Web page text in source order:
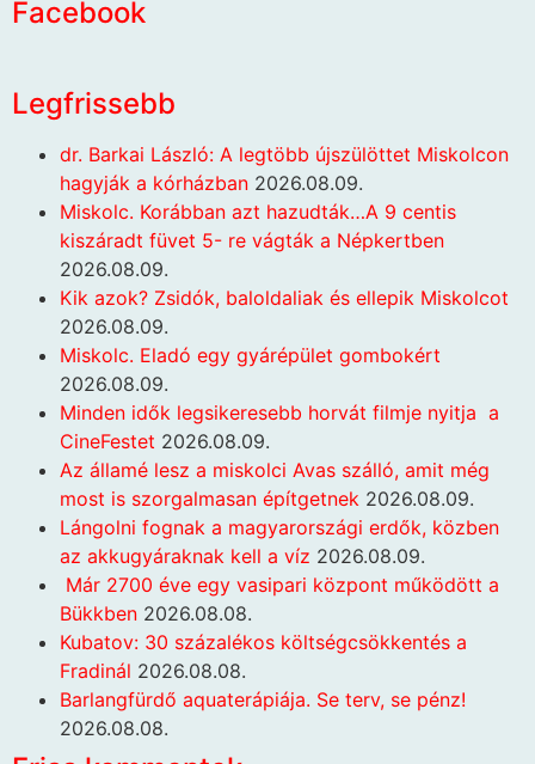
Facebook
Legfrissebb
dr. Barkai László: A legtöbb újszülöttet Miskolcon
hagyják a kórházban 2026.08.09.
Miskolc. Korábban azt hazudták…A 9 centis
kiszáradt füvet 5- re vágták a Népkertben
2026.08.09.
Kik azok? Zsidók, baloldaliak és ellepik Miskolcot
2026.08.09.
Miskolc. Eladó egy gyárépület gombokért
2026.08.09.
Minden idők legsikeresebb horvát filmje nyitja a
CineFestet 2026.08.09.
Az államé lesz a miskolci Avas szálló, amit még
most is szorgalmasan építgetnek 2026.08.09.
Lángolni fognak a magyarországi erdők, közben
az akkugyáraknak kell a víz 2026.08.09.
Már 2700 éve egy vasipari központ működött a
Bükkben 2026.08.08.
Kubatov: 30 százalékos költségcsökkentés a
Fradinál 2026.08.08.
Barlangfürdő aquaterápiája. Se terv, se pénz!
2026.08.08.